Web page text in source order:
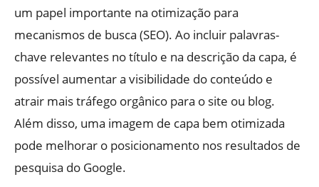
um papel importante na otimização para
mecanismos de busca (SEO). Ao incluir palavras-
chave relevantes no título e na descrição da capa, é
possível aumentar a visibilidade do conteúdo e
atrair mais tráfego orgânico para o site ou blog.
Além disso, uma imagem de capa bem otimizada
pode melhorar o posicionamento nos resultados de
pesquisa do Google.